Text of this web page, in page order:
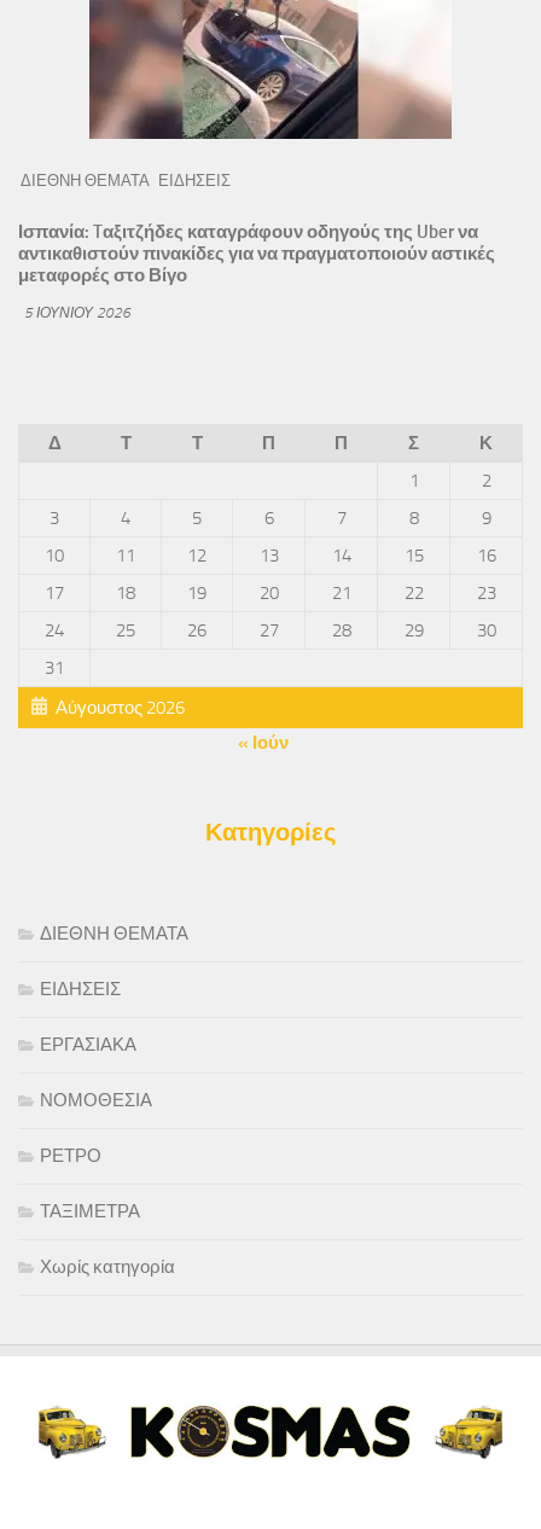
ΔΙΕΘΝΗ ΘΕΜΑΤΑ ΕΙΔΗΣΕΙΣ
Ισπανία: Tαξιτζήδες καταγράφουν οδηγούς της Uber να
αντικαθιστούν πινακίδες για να πραγματοποιούν αστικές
μεταφορές στο Βίγο
5 ΙΟΥΝΊΟΥ 2026
Αύγουστος 2026
Δ Τ Τ Π Π Σ
Κ
1
2
3
4 5 6 7 8
9
10
11 12 13 14 15
16
17
18 19 20 21 22
23
24
25 26 27 28 29
30
31
« Ιούν
Κατηγορίες
ΔΙΕΘΝΗ ΘΕΜΑΤΑ
ΕΙΔΗΣΕΙΣ
ΕΡΓΑΣΙΑΚΑ
ΝΟΜΟΘΕΣΙΑ
ΡΕΤΡΟ
ΤΑΞΙΜΕΤΡΑ
Χωρίς κατηγορία